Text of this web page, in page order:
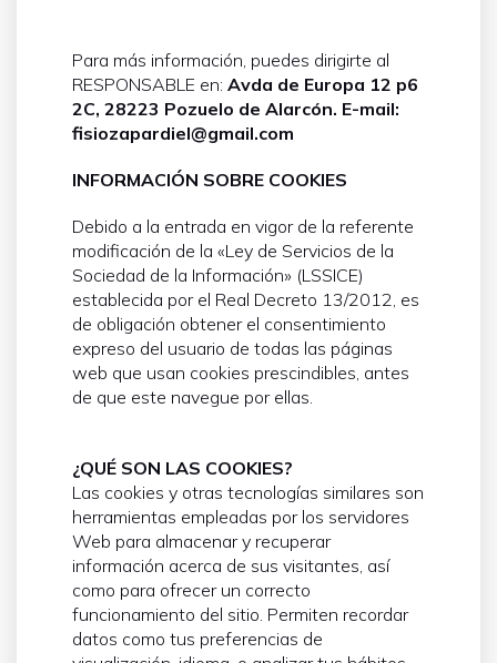
Para más información, puedes dirigirte al
RESPONSABLE en:Avda de Europa 12 p6
2C, 28223 Pozuelo de Alarcón. E-mail:
fisiozapardiel@gmail.com
INFORMACIÓN SOBRE COOKIES
Debido a la entrada en vigor de la referente
modificación de la «Ley de Servicios de la
Sociedad de la Información» (LSSICE)
establecida por el Real Decreto 13/2012, es
de obligación obtener el consentimiento
expreso del usuario de todas las páginas
web que usan cookies prescindibles, antes
de que este navegue por ellas.
¿QUÉ SON LAS COOKIES?
Las cookies y otras tecnologías similares son
herramientas empleadas por los servidores
Web para almacenar y recuperar
información acerca de sus visitantes, así
como para ofrecer un correcto
funcionamiento del sitio. Permiten recordar
datos como tus preferencias de